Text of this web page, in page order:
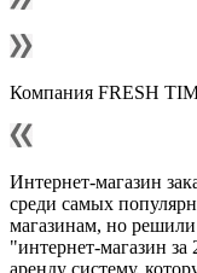
Компания FRESH
Интернет-магазин
среди самых
магазинам, но
"интернет-магазин за